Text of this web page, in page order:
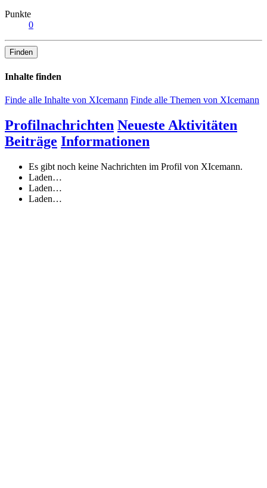
Punkte
0
Finden
Inhalte finden
Finde alle Inhalte von XIcemann Finde alle Themen von XIcemann
Profilnachrichten Neueste Aktivitäten
Beiträge Informationen
Es gibt noch keine Nachrichten im Profil von XIcemann.
Laden…
Laden…
Laden…